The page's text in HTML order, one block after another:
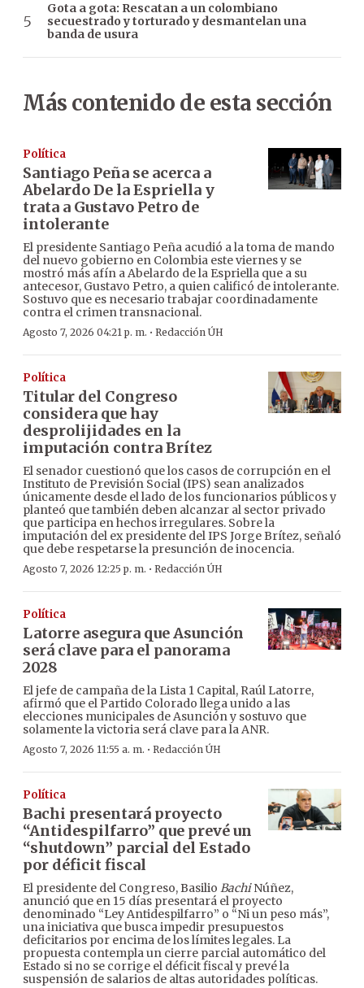
Gota a gota: Rescatan a un colombiano
secuestrado y torturado y desmantelan una
banda de usura
Más contenido de esta sección
Política
Santiago Peña se acerca a
Abelardo De la Espriella y
trata a Gustavo Petro de
intolerante
El presidente Santiago Peña acudió a la toma de mando
del nuevo gobierno en Colombia este viernes y se
mostró más afín a Abelardo de la Espriella que a su
antecesor, Gustavo Petro, a quien calificó de intolerante.
Sostuvo que es necesario trabajar coordinadamente
contra el crimen transnacional.
Agosto 7, 2026 04:21 p. m. · Redacción ÚH
Política
Titular del Congreso
considera que hay
desprolijidades en la
imputación contra Brítez
El senador cuestionó que los casos de corrupción en el
Instituto de Previsión Social (IPS) sean analizados
únicamente desde el lado de los funcionarios públicos y
planteó que también deben alcanzar al sector privado
que participa en hechos irregulares. Sobre la
imputación del ex presidente del IPS Jorge Brítez, señaló
que debe respetarse la presunción de inocencia.
Agosto 7, 2026 12:25 p. m. · Redacción ÚH
Política
Latorre asegura que Asunción
será clave para el panorama
2028
El jefe de campaña de la Lista 1 Capital, Raúl Latorre,
afirmó que el Partido Colorado llega unido a las
elecciones municipales de Asunción y sostuvo que
solamente la victoria será clave para la ANR.
Agosto 7, 2026 11:55 a. m. · Redacción ÚH
Política
Bachi presentará proyecto
“Antidespilfarro” que prevé un
“shutdown” parcial del Estado
por déficit fiscal
El presidente del Congreso, Basilio BachiNúñez,
anunció que en 15 días presentará el proyecto
denominado “Ley Antidespilfarro” o “Ni un peso más”,
una iniciativa que busca impedir presupuestos
deficitarios por encima de los límites legales. La
propuesta contempla un cierre parcial automático del
Estado si no se corrige el déficit fiscal y prevé la
suspensión de salarios de altas autoridades políticas.